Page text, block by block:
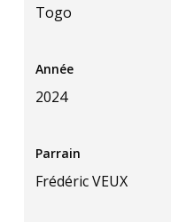
Togo
Année
2024
Parrain
Frédéric VEUX